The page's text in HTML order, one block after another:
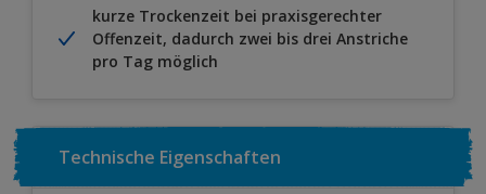
kurze Trockenzeit bei praxisgerechter
Offenzeit, dadurch zwei bis drei Anstriche
pro Tag möglich
Technische Eigenschaften